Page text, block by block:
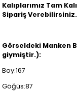
Kalıplarımız Tam
Sipariş Verebilirsiniz.
Görseldeki Manken
giymiştir.):
Boy:167
Göğüs:87